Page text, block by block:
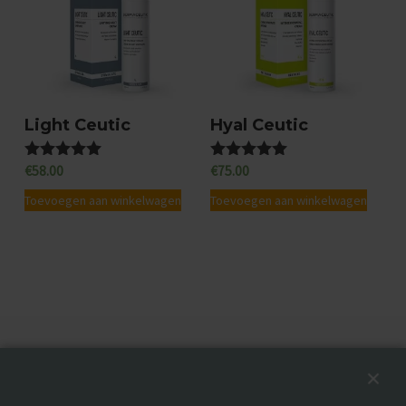
Light Ceutic
Gewaardeerd
uit 5
€58.00
Toevoegen aan winkelwagen
Hyal Ceutic
Gewaardeerd
uit 5
€75.00
Toevoegen aan winkelwagen